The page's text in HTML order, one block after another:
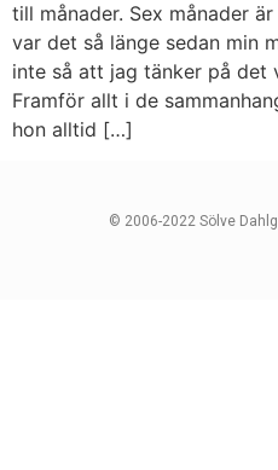
till månader. Sex månader
var det så länge sedan min
inte så att jag tänker på det
Framför allt i de
hon alltid […]
© 2006-2022 Sölve